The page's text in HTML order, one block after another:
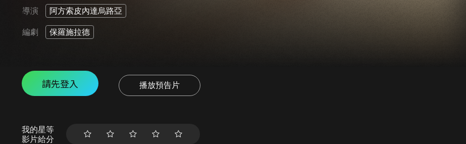
導演 阿方索皮內達烏路亞
編劇 保羅施拉德
請先登入 播放預告片
我的星等
影片給分